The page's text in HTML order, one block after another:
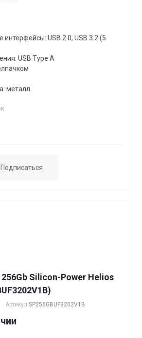
USB 2.0, USB 3.2 (5
USB Type A
металл
Подписаться
Silicon-Power Helios
Артикул SP256GBUF3202V1B